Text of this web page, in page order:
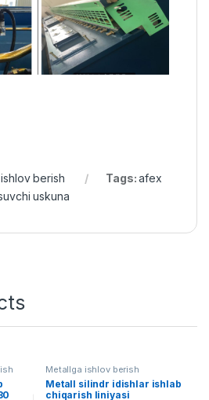
berish Tags:afex
uskuna
Metallga ishlov berish
Metall silindr idishlar ishlab
chiqarish liniyasi